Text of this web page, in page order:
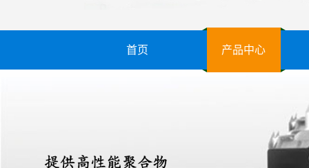
首页 产品中心